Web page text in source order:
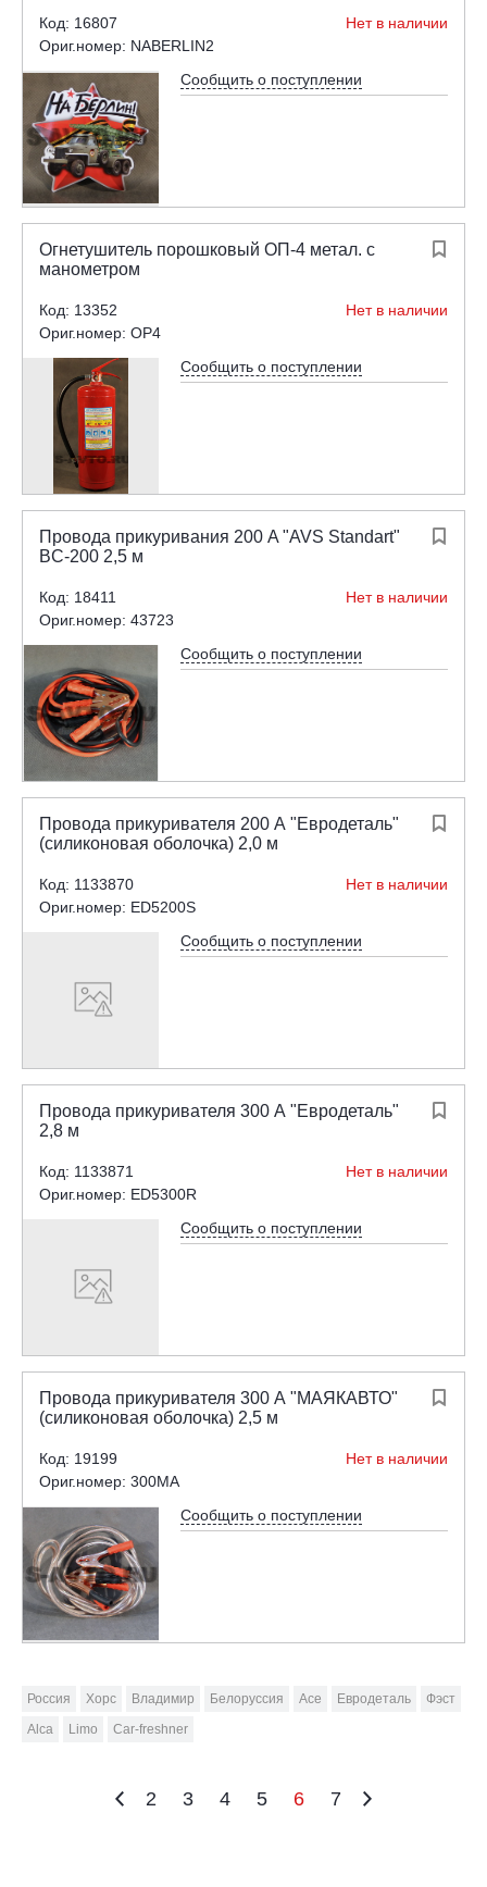
Код: 16807
Нет в наличии
Ориг.номер: NABERLIN2
Сообщить о поступлении

Огнетушитель порошковый ОП-4 метал. с
манометром
Код: 13352
Нет в наличии
Ориг.номер: OP4
Сообщить о поступлении

Провода прикуривания 200 A "AVS Standart"
BC-200 2,5 м
Код: 18411
Нет в наличии
Ориг.номер: 43723
Сообщить о поступлении

Провода прикуривателя 200 А "Евродеталь"
(силиконовая оболочка) 2,0 м
Код: 1133870
Нет в наличии
Ориг.номер: ED5200S
Сообщить о поступлении

Провода прикуривателя 300 А "Евродеталь"
2,8 м
Код: 1133871
Нет в наличии
Ориг.номер: ED5300R
Сообщить о поступлении

Провода прикуривателя 300 А "МАЯКАВТО"
(силиконовая оболочка) 2,5 м
Код: 19199
Нет в наличии
Ориг.номер: 300MA
Сообщить о поступлении
Россия Хорс Владимир Белоруссия Ace Евродеталь
Фэст
Alca
Limo Car-freshner
 2 3 4 5 6 7 